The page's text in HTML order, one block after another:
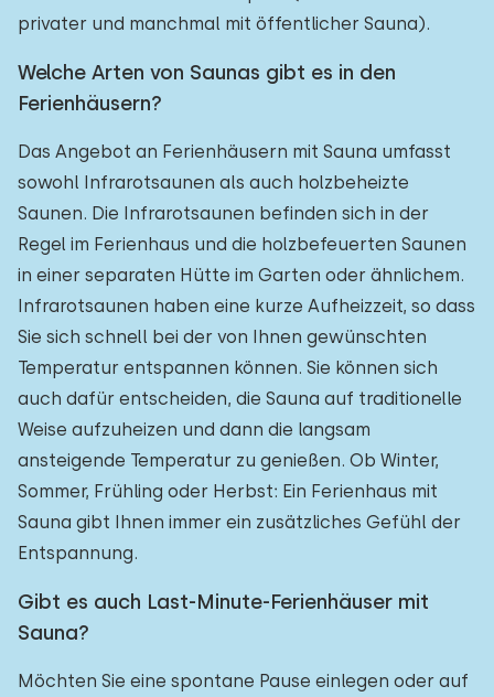
privater und manchmal mit öffentlicher Sauna).
Welche Arten von Saunas gibt es in den
Ferienhäusern?
Das Angebot an Ferienhäusern mit Sauna umfasst
sowohl Infrarotsaunen als auch holzbeheizte
Saunen. Die Infrarotsaunen befinden sich in der
Regel im Ferienhaus und die holzbefeuerten Saunen
in einer separaten Hütte im Garten oder ähnlichem.
Infrarotsaunen haben eine kurze Aufheizzeit, so dass
Sie sich schnell bei der von Ihnen gewünschten
Temperatur entspannen können. Sie können sich
auch dafür entscheiden, die Sauna auf traditionelle
Weise aufzuheizen und dann die langsam
ansteigende Temperatur zu genießen. Ob Winter,
Sommer, Frühling oder Herbst: Ein Ferienhaus mit
Sauna gibt Ihnen immer ein zusätzliches Gefühl der
Entspannung.
Gibt es auch Last-Minute-Ferienhäuser mit
Sauna?
Möchten Sie eine spontane Pause einlegen oder auf